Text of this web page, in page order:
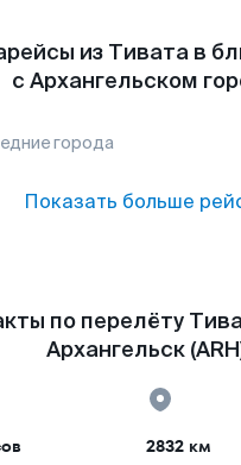
из Тивата в
с Архангельском
города
Показать больше
по перелёту
Архангельск
2832 км